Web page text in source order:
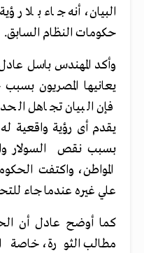
البيان، أنه جاء بلا
حكومات النظام السابق.
وأكد المهندس باسل عادل
يعانيها المصريون بسبب
فإن البيان تجاهل
يقدم أى رؤية واقعية له
بسبب نقص السولار
المواطن، واكتفت
علي غيره عندما جاء
كما أوضح عادل أن
مطالب الثورة،